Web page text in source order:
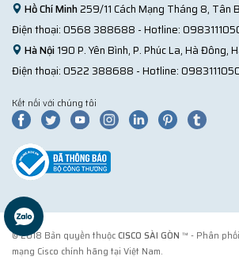
Hồ Chí Minh259/11 Cách Mạng Tháng 8, Tân
Điện thoại:0568 388688 - Hotline:
Hà Nội190 P. Yên Bình, P. Phúc La, Hà Đông,
Điện thoại:0522 388688 - Hotline:
Kết nối với chúng tôi
© 2018 Bản quyền thuộcCISCO SÀI GÒN ™ - Phân
mạng Cisco chính hãng tại Việt Nam.